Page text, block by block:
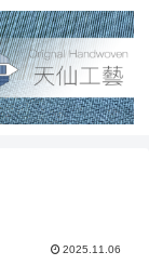
2025.11.06